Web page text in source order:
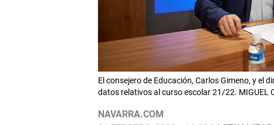
El consejero de Educación, Carlos Gimeno, y el
datos relativos al curso escolar 21/22. MIGUEL
NAVARRA.COM